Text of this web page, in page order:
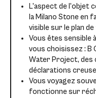
L’aspect de
la Milano Stone en
visible sur le plan
Vous êtes sensible
vous choisissez : B
Water Project, des
déclarations
Vous voyagez
fonctionne sur